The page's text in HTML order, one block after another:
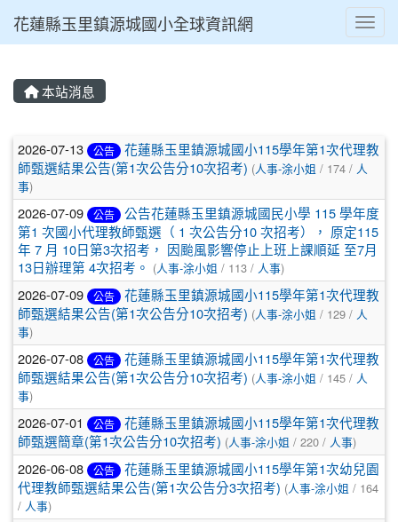
花蓮縣玉里鎮源城國小全球資訊網
本站消息
文章列表
2026-07-13 公告
花蓮縣玉里鎮源城國小115學年第1次代理教
師甄選結果公告(第1次公告分10次招考) (人事-涂小姐 / 174 / 人
事)
2026-07-09 公告
公告花蓮縣玉里鎮源城國民小學 115 學年度
第1 次國小代理教師甄選（ 1 次公告分10 次招考）， 原定115
年 7 月 10日第3次招考， 因颱風影響停止上班上課順延 至7月
13日辦理第 4次招考。 (人事-涂小姐 / 113 / 人事)
2026-07-09 公告
花蓮縣玉里鎮源城國小115學年第1次代理教
師甄選結果公告(第1次公告分10次招考) (人事-涂小姐 / 129 / 人
事)
2026-07-08 公告
花蓮縣玉里鎮源城國小115學年第1次代理教
師甄選結果公告(第1次公告分10次招考) (人事-涂小姐 / 145 / 人
事)
2026-07-01 公告
花蓮縣玉里鎮源城國小115學年第1次代理教
師甄選簡章(第1次公告分10次招考) (人事-涂小姐 / 220 / 人事)
2026-06-08 公告
花蓮縣玉里鎮源城國小115學年第1次幼兒園
代理教師甄選結果公告(第1次公告分3次招考) (人事-涂小姐 / 164
/ 人事)